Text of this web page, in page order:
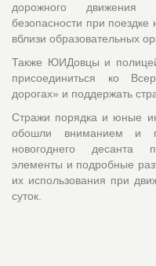
дорожного движения
безопасности при
вблизи образовательных
Также ЮИДовцы и
присоединиться ко
дорогах» и поддержать
Стражи порядка и юные
обошли вниманием и
новогоднего десанта
элементы и подробные
их использования при
суток.